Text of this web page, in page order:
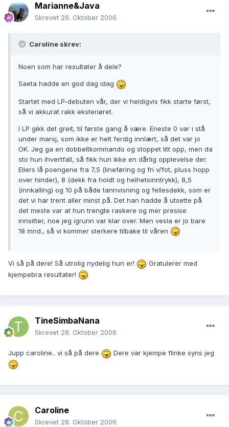
Marianne&Java
Skrevet 28. Oktober 2006
Caroline skrev:
Noen som har resultater å dele?
Saeta hadde en god dag idag
Startet med LP-debuten vår, der vi heldigvis fikk starte først,
så vi akkurat rakk eksteriøret.
I LP gikk det greit, til første gang å være. Eneste 0 var i stå
under marsj, som ikke er helt ferdig innlært, så det var jo
OK. Jeg ga en dobbeltkommando og stoppet litt opp, men da
sto hun ihvertfall, så fikk hun ikke en dårlig opplevelse der.
Ellers lå poengene fra 7,5 (lineføring og fri v/fot, pluss hopp
over hinder), 8 (dekk fra holdt og helhetsinntrykk), 8,5
(innkalling) og 10 på både tannvisning og fellesdekk, som er
det vi har trent aller minst på. Det han hadde å utsette på
det meste var at hun trengte raskere og mer presise
innsitter, noe jeg igrunn var klar over. Men vesla er jo bare
18 mnd., så vi kommer sterkere tilbake til våren
Vi så på dere! Så utrolig nydelig hun er!
Gratulerer med
kjempebra resultater!
TineSimbaNana
Skrevet 28. Oktober 2006
Jupp caroline.. vi så på dere Dere var kjempe flinke syns jeg
Caroline
Skrevet 28. Oktober 2006